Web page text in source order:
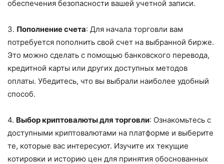
обеспечения безопасности вашей учетной записи.
3. Пополнение счета: Для начала торговли вам
потребуется пополнить свой счет на выбранной бирже.
Это можно сделать с помощью банковского перевода,
кредитной карты или других доступных методов
оплаты. Убедитесь, что вы выбрали наиболее удобный
способ.
4. Выбор криптовалюты для торговли: Ознакомьтесь с
доступными криптовалютами на платформе и выберите
те, которые вас интересуют. Изучите их текущие
котировки и историю цен для принятия обоснованных